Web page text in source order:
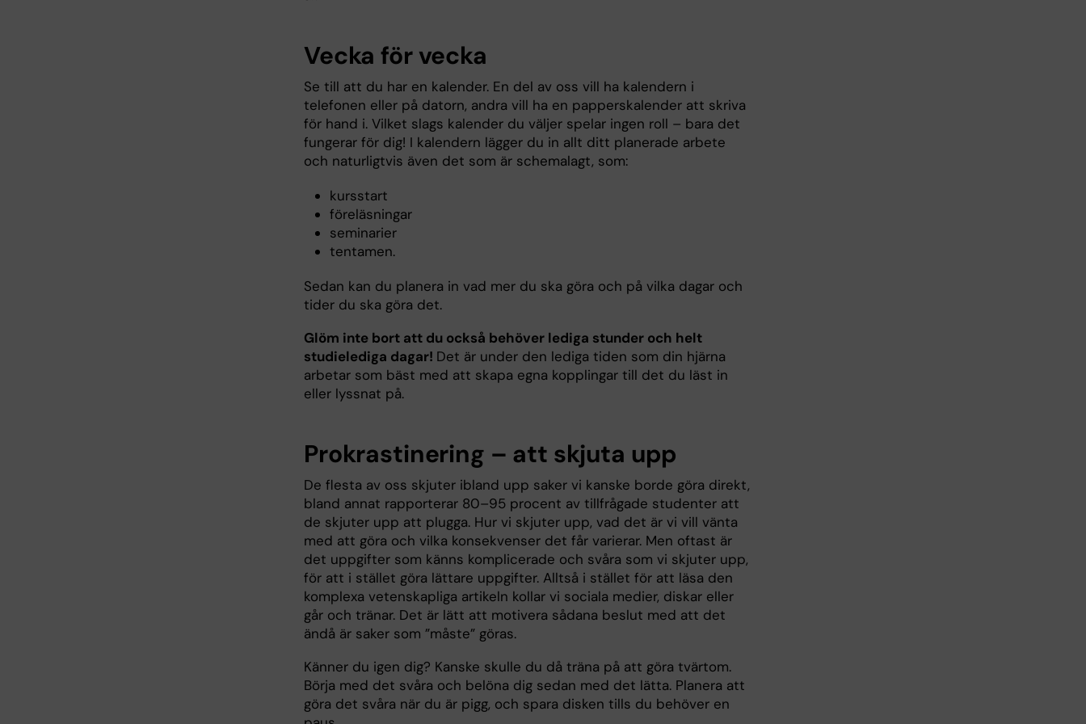
Vecka för vecka
Se till att du har en kalender. En del av oss vill ha kalendern i
telefonen eller på datorn, andra vill ha en papperskalender att skriva
för hand i. Vilket slags kalender du väljer spelar ingen roll – bara det
fungerar för dig! I kalendern lägger du in allt ditt planerade arbete
och naturligtvis även det som är schemalagt, som:
kursstart
föreläsningar
seminarier
tentamen.
Sedan kan du planera in vad mer du ska göra och på vilka dagar och
tider du ska göra det.
Glöm inte bort att du också behöver lediga stunder och helt
studielediga dagar! Det är under den lediga tiden som din hjärna
arbetar som bäst med att skapa egna kopplingar till det du läst in
eller lyssnat på.
Prokrastinering – att skjuta upp
De flesta av oss skjuter ibland upp saker vi kanske borde göra direkt,
bland annat rapporterar 80–95 procent av tillfrågade studenter att
de skjuter upp att plugga. Hur vi skjuter upp, vad det är vi vill vänta
med att göra och vilka konsekvenser det får varierar. Men oftast är
det uppgifter som känns komplicerade och svåra som vi skjuter upp,
för att i stället göra lättare uppgifter. Alltså i stället för att läsa den
komplexa vetenskapliga artikeln kollar vi sociala medier, diskar eller
går och tränar. Det är lätt att motivera sådana beslut med att det
ändå är saker som ”måste” göras.
Känner du igen dig? Kanske skulle du då träna på att göra tvärtom.
Börja med det svåra och belöna dig sedan med det lätta. Planera att
göra det svåra när du är pigg, och spara disken tills du behöver en